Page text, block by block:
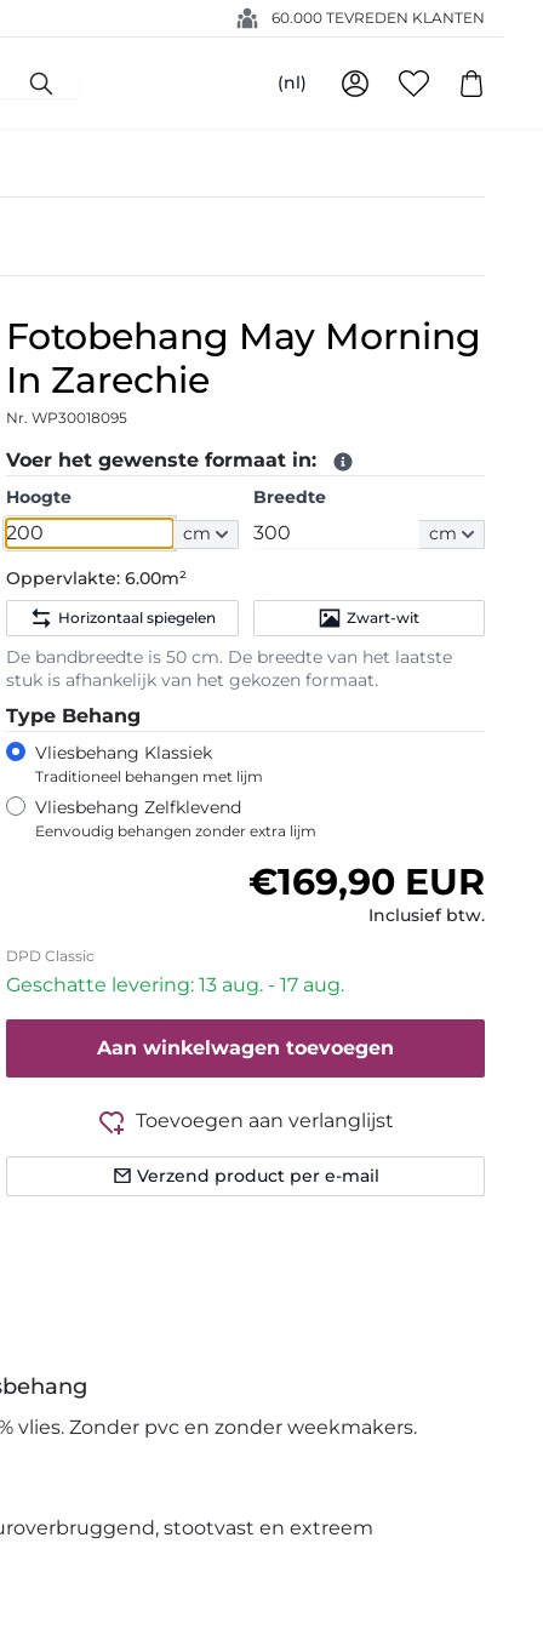
60.000 TEVREDEN KLANTEN
(nl)
Fotobehang May Morning
In Zarechie
Nr. WP30018095
Voer het gewenste formaat in:
Hoogte
cm
Breedte
cm
Oppervlakte:6.00m²
Horizontaal spiegelen Zwart-wit
De bandbreedte is 50 cm. De breedte van het laatste
stuk is afhankelijk van het gekozen formaat.
Type Behang
Vliesbehang Klassiek
Traditioneel behangen met lijm
Vliesbehang Zelfklevend
Eenvoudig behangen zonder extra lijm
Normale prijs
€169,90 EUR
Inclusief btw.
DPD Classic
Geschatte levering: 13 aug. - 17 aug.
Aan winkelwagen toevoegen
Toevoegen aan verlanglijst
Verzend product per e-mail
vlies. Zonder pvc en zonder weekmakers.
stootvast en extreem